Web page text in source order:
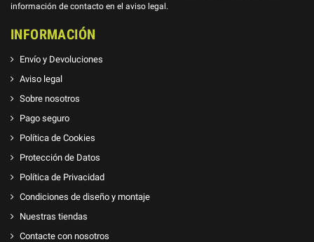
información de contacto en el aviso legal.
INFORMACIÓN
Envío y Devoluciones
Aviso legal
Sobre nosotros
Pago seguro
Política de Cookies
Protección de Datos
Política de Privacidad
Condiciones de diseño y montaje
Nuestras tiendas
Contacte con nosotros